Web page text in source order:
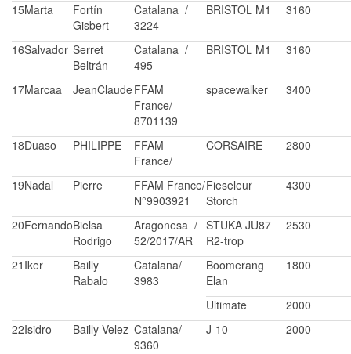
15Marta
Fortín
Gisbert
Catalana /
3224
BRISTOL M1 3160
16Salvador Serret
Beltrán
Catalana /
495
BRISTOL M1 3160
17Marcaa JeanClaudeFFAM
France/
8701139
spacewalker 3400
18Duaso PHILIPPE
FFAM
France/
CORSAIRE 2800
19Nadal Pierre
FFAM France/
N°9903921
Fieseleur
Storch
4300
20FernandoBielsa
Rodrigo
Aragonesa /
52/2017/AR
STUKA JU87
R2-trop
2530
21 Iker
Bailly
Rabalo
Catalana/
3983
Boomerang
Elan
1800
Ultimate
2000
22Isidro Bailly Velez Catalana/
9360
J-10 2000